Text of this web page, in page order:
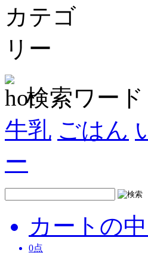
検索ワード
牛乳 ごはん
ー
カートの中
0点